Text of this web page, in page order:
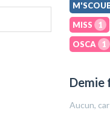
MISS
1
OSCA
1
Demie
Aucun,